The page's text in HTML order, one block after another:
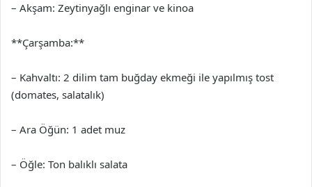
– Akşam: Zeytinyağlı enginar ve kinoa
**Çarşamba:**
– Kahvaltı: 2 dilim tam buğday ekmeği ile yapılmış tost
(domates, salatalık)
– Ara Öğün: 1 adet muz
– Öğle: Ton balıklı salata